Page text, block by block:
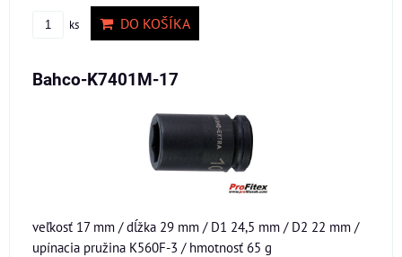
ks DO KOŠÍKA
Bahco-K7401M-17
veľkosť 17 mm / dĺžka 29 mm / D1 24,5 mm / D2 22 mm /
upínacia pružina K560F-3 / hmotnosť 65 g